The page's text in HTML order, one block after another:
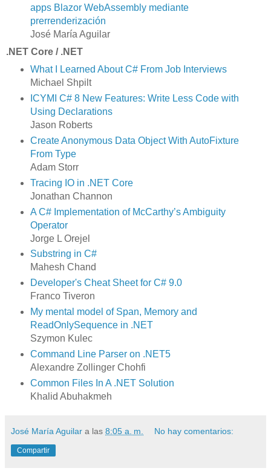
apps Blazor WebAssembly mediante
prerrenderización
José María Aguilar
.NET Core / .NET
What I Learned About C# From Job Interviews
Michael Shpilt
ICYMI C# 8 New Features: Write Less Code with
Using Declarations
Jason Roberts
Create Anonymous Data Object With AutoFixture
From Type
Adam Storr
Tracing IO in .NET Core
Jonathan Channon
A C# Implementation of McCarthy’s Ambiguity
Operator
Jorge L Orejel
Substring in C#
Mahesh Chand
Developer's Cheat Sheet for C# 9.0
Franco Tiveron
My mental model of Span, Memory and
ReadOnlySequence in .NET
Szymon Kulec
Command Line Parser on .NET5
Alexandre Zollinger Chohfi
Common Files In A .NET Solution
Khalid Abuhakmeh
José María Aguilar a las 8:05 a. m. No hay comentarios:
Compartir